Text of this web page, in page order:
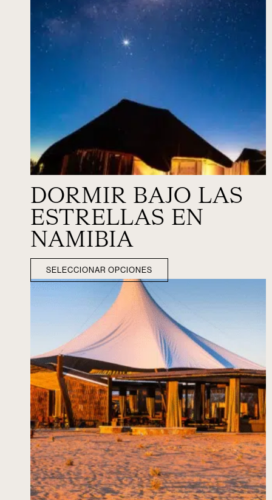
DORMIR BAJO LAS
ESTRELLAS EN
NAMIBIA
SELECCIONAR OPCIONES